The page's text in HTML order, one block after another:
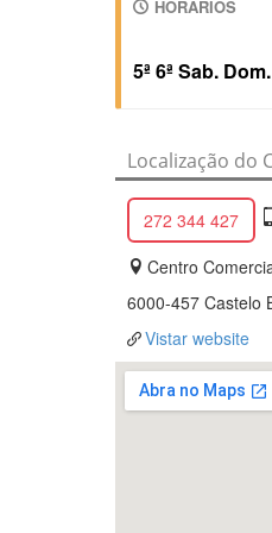
HORÁRIOS
5ª 6ª Sab. Dom.
Localização do
272 344 427
Centro
6000-457 Castelo
Vistar website